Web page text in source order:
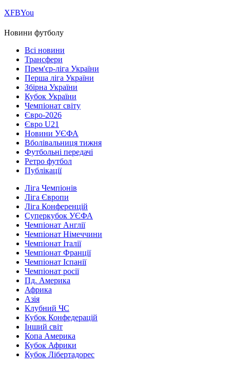
ХFBYou
Новини футболу
Всі новини
Трансфери
Прем'єр-ліга України
Перша ліга України
Збірна України
Кубок України
Чемпіонат світу
Євро-2026
Євро U21
Новини УЄФА
Вболівальниця тижня
Футбольні передачі
Ретро футбол
Публікації
Ліга Чемпіонів
Ліга Європи
Ліга Конференцій
Суперкубок УЄФА
Чемпіонат Англії
Чемпіонат Німеччини
Чемпіонат Італії
Чемпіонат Франції
Чемпіонат Іспанії
Чемпіонат росії
Пд. Америка
Африка
Азія
Клубний ЧС
Кубок Конфедерацій
Інший світ
Копа Америка
Кубок Африки
Кубок Лібертадорес